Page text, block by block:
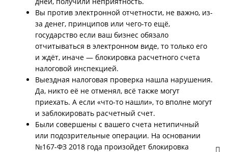
Вы против электронной отчетности, не важно, из-
за денег, принципов или чего-то ещё,
государство если ваш бизнес обязало
отчитываться в электронном виде, то только его
и ждёт, иначе — блокировка расчетного счета
налоговой инспекцией.
Выездная налоговая проверка нашла нарушения.
Да, никто её не отменял, всё также могут
приехать. А если «что-то нашли», то вполне могут
и заблокировать расчетный счет.
Были совершены с вашего счета нетипичный
или подозрительные операции. На основании
№167-ФЗ 2018 года произойдет блокировка